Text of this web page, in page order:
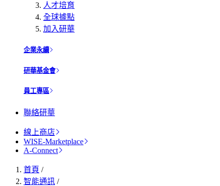
人才培育
全球據點
加入研華
企業永續
研華基金會
員工專區
聯絡研華
線上商店
WISE-Marketplace
A-Connect
首頁 /
智能通訊 /